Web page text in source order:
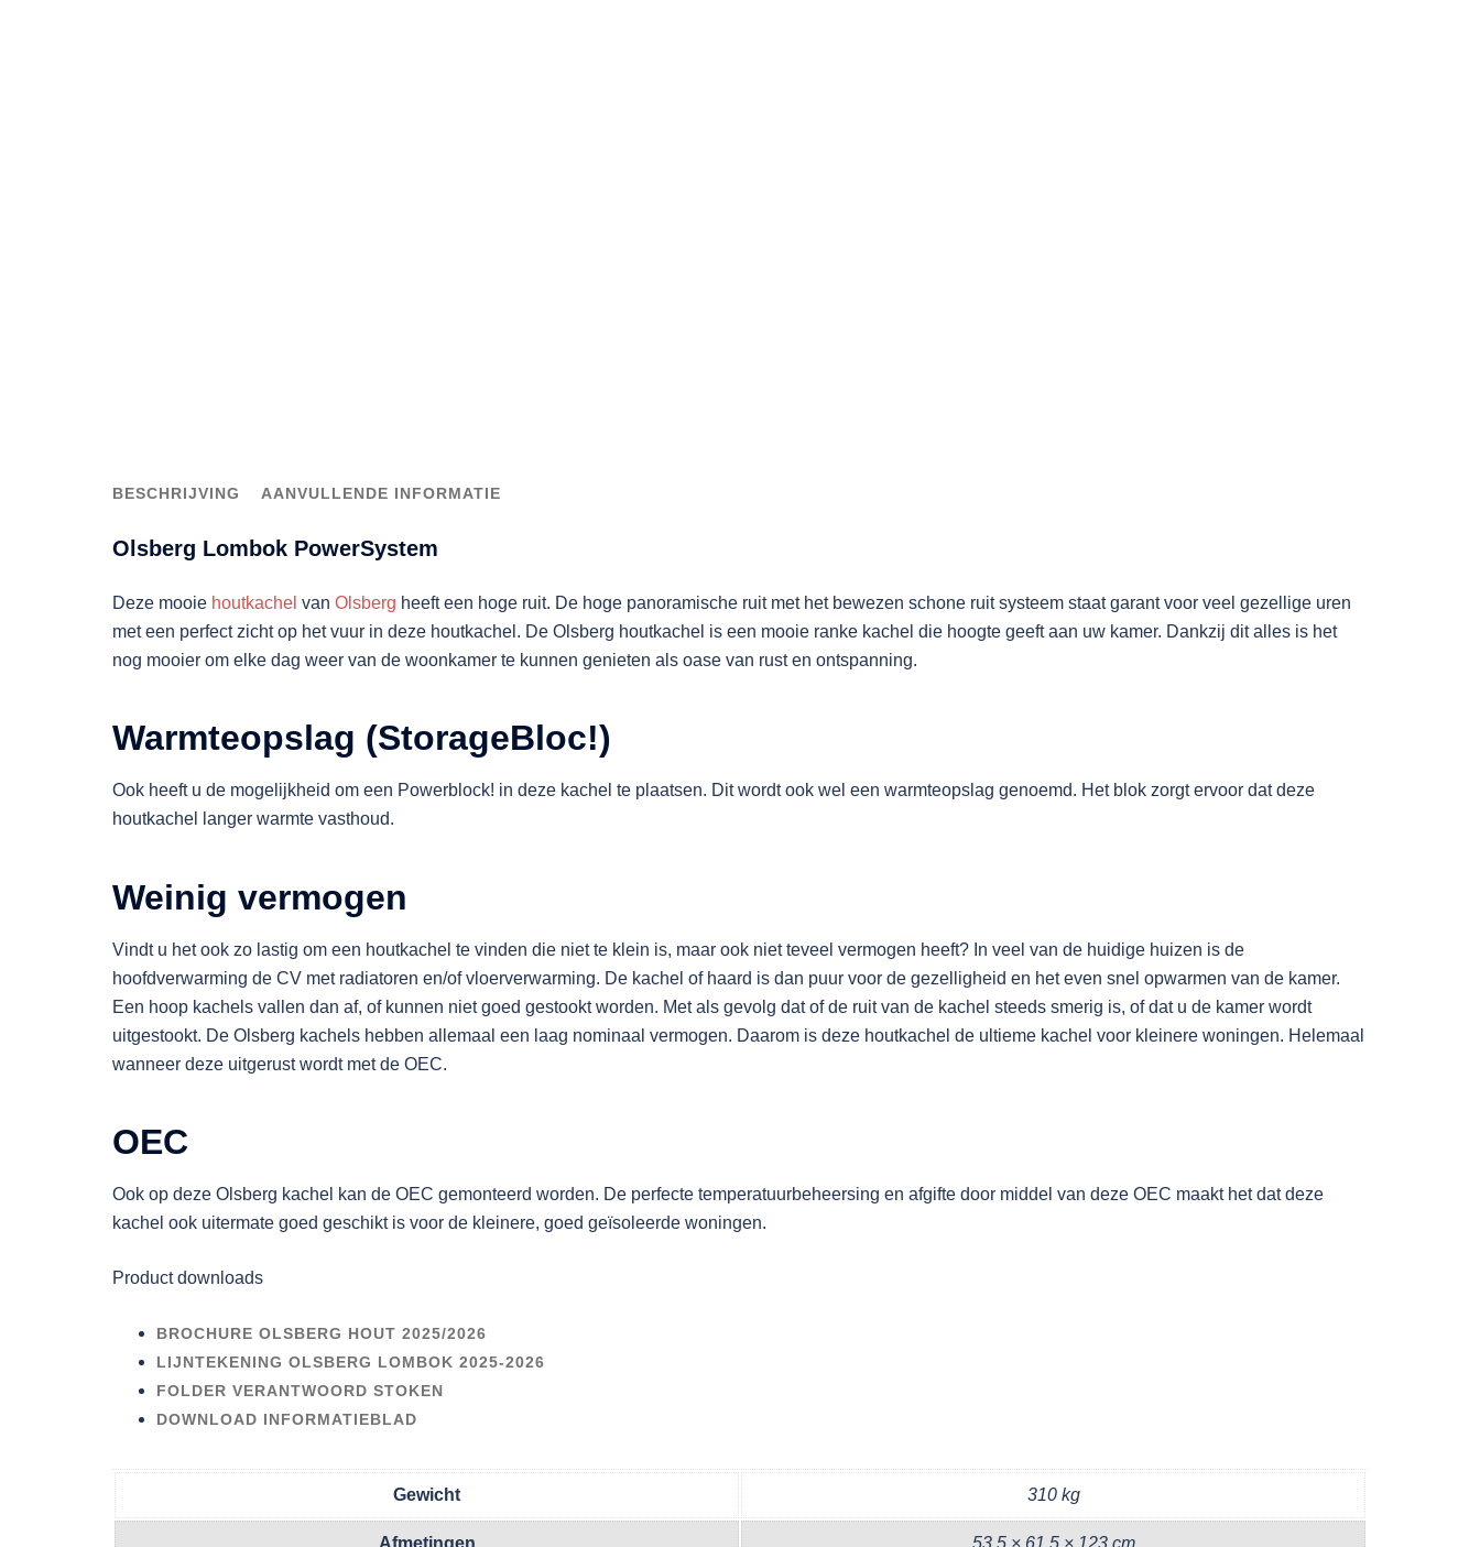
BESCHRIJVING AANVULLENDE INFORMATIE
Olsberg Lombok PowerSystem
Deze mooie houtkachel van Olsberg heeft een hoge ruit. De hoge panoramische ruit met het bewezen schone ruit systeem staat garant voor veel gezellige uren
met een perfect zicht op het vuur in deze houtkachel. De Olsberg houtkachel is een mooie ranke kachel die hoogte geeft aan uw kamer. Dankzij dit alles is het
nog mooier om elke dag weer van de woonkamer te kunnen genieten als oase van rust en ontspanning.
Warmteopslag (StorageBloc!)
Ook heeft u de mogelijkheid om een Powerblock! in deze kachel te plaatsen. Dit wordt ook wel een warmteopslag genoemd. Het blok zorgt ervoor dat deze
houtkachel langer warmte vasthoud.
Weinig vermogen
Vindt u het ook zo lastig om een houtkachel te vinden die niet te klein is, maar ook niet teveel vermogen heeft? In veel van de huidige huizen is de
hoofdverwarming de CV met radiatoren en/of vloerverwarming. De kachel of haard is dan puur voor de gezelligheid en het even snel opwarmen van de kamer.
Een hoop kachels vallen dan af, of kunnen niet goed gestookt worden. Met als gevolg dat of de ruit van de kachel steeds smerig is, of dat u de kamer wordt
uitgestookt. De Olsberg kachels hebben allemaal een laag nominaal vermogen. Daarom is deze houtkachel de ultieme kachel voor kleinere woningen. Helemaal
wanneer deze uitgerust wordt met de OEC.
OEC
Ook op deze Olsberg kachel kan de OEC gemonteerd worden. De perfecte temperatuurbeheersing en afgifte door middel van deze OEC maakt het dat deze
kachel ook uitermate goed geschikt is voor de kleinere, goed geïsoleerde woningen.
Product downloads
BROCHURE OLSBERG HOUT 2025/2026
LIJNTEKENING OLSBERG LOMBOK 2025-2026
FOLDER VERANTWOORD STOKEN
DOWNLOAD INFORMATIEBLAD
Gewicht 310 kg
Afmetingen 53,5 × 61,5 × 123 cm